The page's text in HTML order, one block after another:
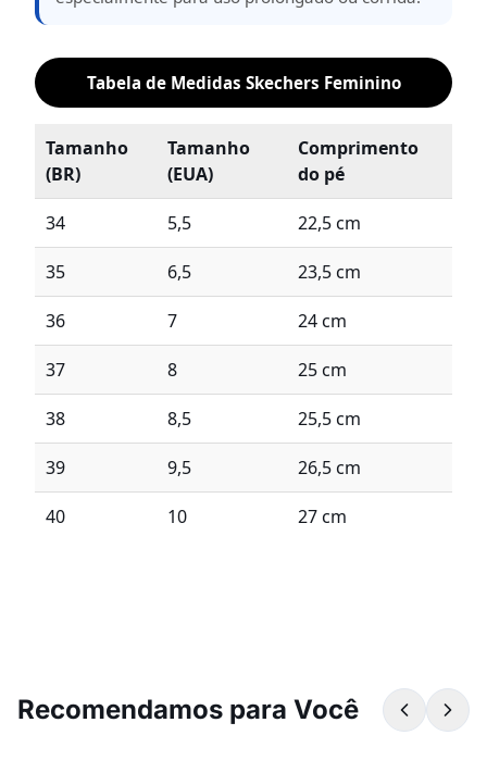
Tabela de Medidas Skechers Feminino
Tamanho
(BR)
Tamanho
(EUA)
Comprimento
do pé
34 5,5 22,5 cm
35 6,5 23,5 cm
36 7 24 cm
37 8 25 cm
38 8,5 25,5 cm
39 9,5 26,5 cm
40 10 27 cm
Recomendamos para Você